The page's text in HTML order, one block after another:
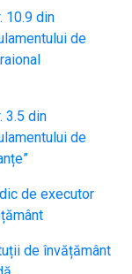
10.9 din
de
3.5 din
de
de executor
de învățământ